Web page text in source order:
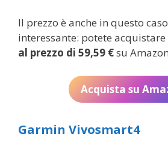
Il prezzo è anche in questo
interessante: potete acquistare
al prezzo di 59,59 €su
Acquista su
Garmin Vivosmart4